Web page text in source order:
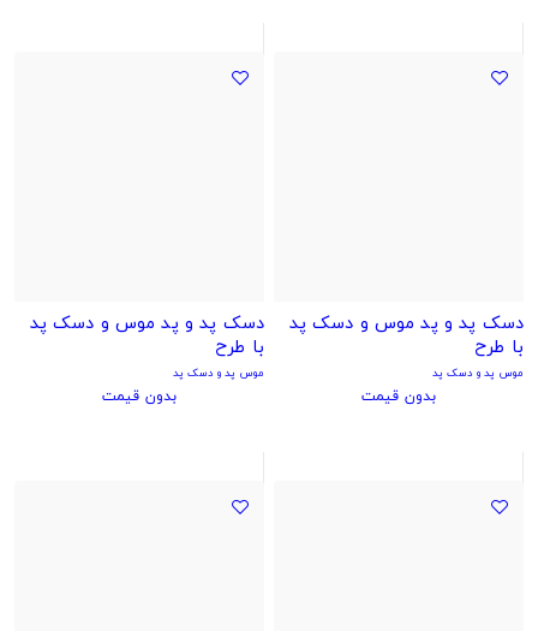
دسک پد و پد موس و دسک پد
با طرح
موس پد و دسک پد
بدون قیمت
دسک پد و پد موس و دسک پد
با طرح
موس پد و دسک پد
بدون قیمت